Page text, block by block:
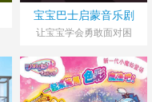
宝宝巴士启蒙音乐剧
之救援队出动
让宝宝学会勇敢面对困